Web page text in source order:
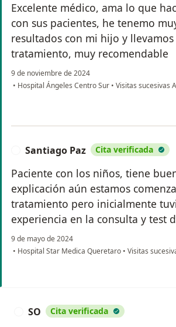
Excelente médico, ama lo que
con sus pacientes, he tenemo
resultados con mi hijo y llevamos
tratamiento, muy recomendable
9 de noviembre de 2024
• Hospital Ángeles Centro Sur • Visitas sucesivas
Santiago Paz Cita verificada
Paciente con los niños, tiene
explicación aún estamos
tratamiento pero inicialmente
experiencia en la consulta y test
9 de mayo de 2024
• Hospital Star Medica Queretaro • Visitas
SO Cita verificada